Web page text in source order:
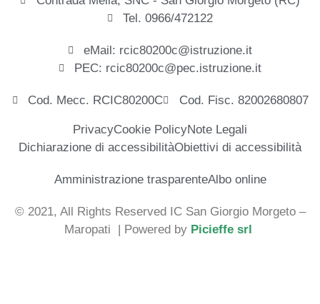
Tel. 0966/472122
eMail: rcic80200c@istruzione.it
PEC: rcic80200c@pec.istruzione.it
Cod. Mecc. RCIC80200C Cod. Fisc. 82002680807
PrivacyCookie PolicyNote Legali
Dichiarazione di accessibilitàObiettivi di accessibilità
Amministrazione trasparenteAlbo online
© 2021, All Rights Reserved IC San Giorgio Morgeto –
Maropati
| Powered by Picieffe srl